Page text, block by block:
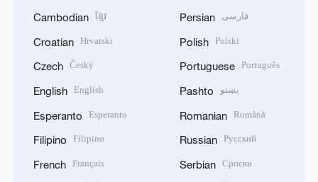
Cambodian ខ្មែរ
Croatian Hrvatski
Czech Český
English English
Esperanto Esperanto
Filipino Filipino
French Français
Persian فارسی
Polish Polski
Portuguese Português
Pashto پښتو
Romanian Română
Russian Русский
Serbian Српски